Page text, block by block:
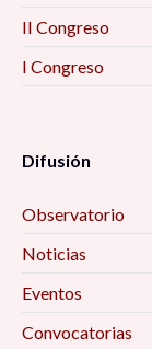
II Congreso
I Congreso
Difusión
Observatorio
Noticias
Eventos
Convocatorias